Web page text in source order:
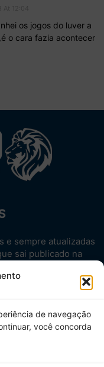
de navegação
você concorda
os jogos do luver a
o cara fazia acontecer
e sempre atualizadas
sai publicado na